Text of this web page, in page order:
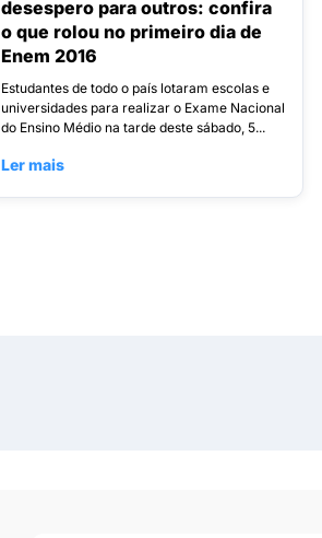
desespero para outros: confira
o que rolou no primeiro dia de
Enem 2016
Estudantes de todo o país lotaram escolas e
universidades para realizar o Exame Nacional
do Ensino Médio na tarde deste sábado, 5...
Ler mais